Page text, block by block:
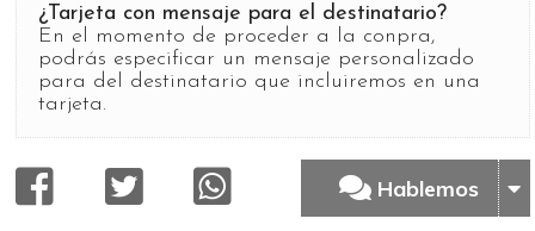
¿Tarjeta con mensaje para el destinatario?
En el momento de proceder a la conpra,
podrás especificar un mensaje personalizado
para del destinatario que incluiremos en una
tarjeta.
Hablemos